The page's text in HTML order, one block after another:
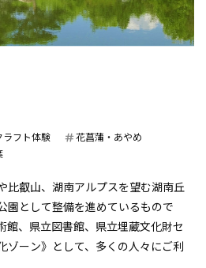
ラフト体験
花菖蒲・あやめ
比叡山、湖南アルプスを望む湖南丘
園として整備を進めているもので
館、県立図書館、県立埋蔵文化財セ
ゾーン》として、多くの人々にご利